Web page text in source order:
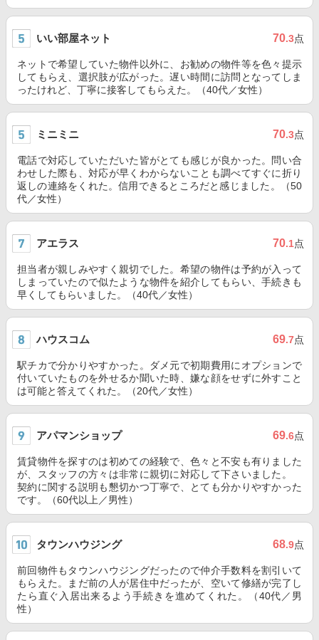
いい部屋ネット 70.3点
ネットで希望していた物件以外に、お勧めの物件等を色々提示
してもらえ、選択肢が広がった。遅い時間に訪問となってしま
ったけれど、丁寧に接客してもらえた。（40代／女性）
ミニミニ 70.3点
電話で対応していただいた皆がとても感じが良かった。問い合
わせした際も、対応が早くわからないことも調べてすぐに折り
返しの連絡をくれた。信用できるところだと感じました。（50
代／女性）
アエラス 70.1点
担当者が親しみやすく親切でした。希望の物件は予約が入って
しまっていたので似たような物件を紹介してもらい、手続きも
早くしてもらいました。（40代／女性）
ハウスコム 69.7点
駅チカで分かりやすかった。ダメ元で初期費用にオプションで
付いていたものを外せるか聞いた時、嫌な顔をせずに外すこと
は可能と答えてくれた。（20代／女性）
アパマンショップ 69.6点
賃貸物件を探すのは初めての経験で、色々と不安も有りました
が、スタッフの方々は非常に親切に対応して下さいました。
契約に関する説明も懇切かつ丁寧で、とても分かりやすかった
です。（60代以上／男性）
タウンハウジング 68.9点
前回物件もタウンハウジングだったので仲介手数料を割引いて
もらえた。まだ前の人が居住中だったが、空いて修繕が完了し
たら直ぐ入居出来るよう手続きを進めてくれた。（40代／男
性）